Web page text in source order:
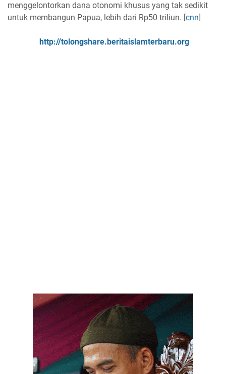
menggelontorkan dana otonomi khusus yang tak sedikit
untuk membangun Papua, lebih dari Rp50 triliun. [cnn]
http://tolongshare.beritaislamterbaru.org